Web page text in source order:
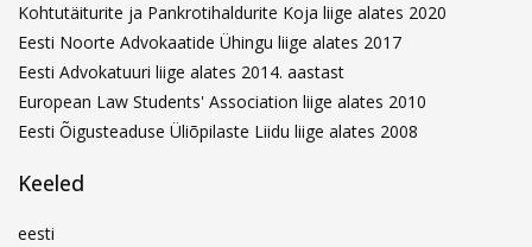
Kohtutäiturite ja Pankrotihaldurite Koja liige alates 2020
Eesti Noorte Advokaatide Ühingu liige alates 2017
Eesti Advokatuuri liige alates 2014. aastast
European Law Students' Association liige alates 2010
Eesti Õigusteaduse Üliõpilaste Liidu liige alates 2008
Keeled
eesti